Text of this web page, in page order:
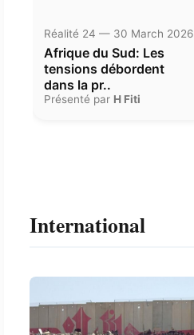
Réalité 24 — 30 March 2026
Afrique du Sud: Les
tensions débordent
dans la pr..
Présenté par H Fiti
International